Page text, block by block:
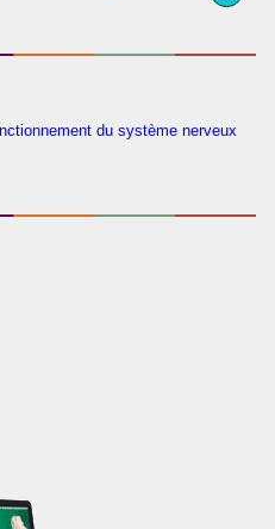
du système nerveux